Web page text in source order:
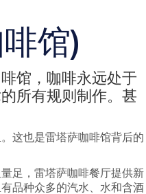
馆)
馆，咖啡永远处于
所有规则制作。甚
这也是雷塔萨咖啡馆背后的
足，雷塔萨咖啡餐厅提供新
品种众多的汽水、水和含酒